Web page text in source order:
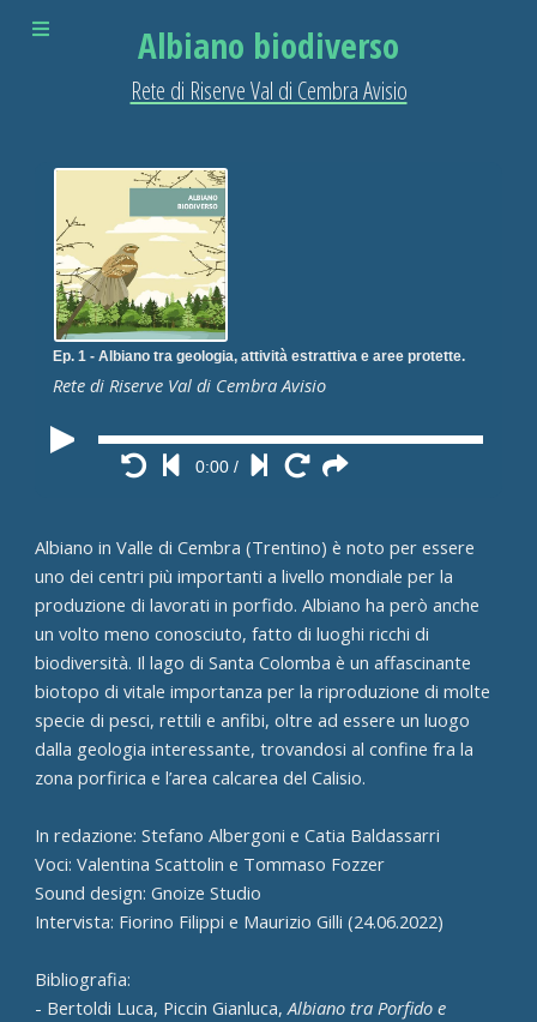
Albiano biodiverso
Rete di Riserve Val di Cembra Avisio
Ep. 1 - Albiano tra geologia, attività estrattiva e aree protette.
Rete di Riserve Val di Cembra Avisio
0:00 /
Albiano in Valle di Cembra (Trentino) è noto per essere
uno dei centri più importanti a livello mondiale per la
produzione di lavorati in porfido. Albiano ha però anche
un volto meno conosciuto, fatto di luoghi ricchi di
biodiversità. Il lago di Santa Colomba è un affascinante
biotopo di vitale importanza per la riproduzione di molte
specie di pesci, rettili e anfibi, oltre ad essere un luogo
dalla geologia interessante, trovandosi al confine fra la
zona porfirica e l’area calcarea del Calisio.
In redazione: Stefano Albergoni e Catia Baldassarri
Voci: Valentina Scattolin e Tommaso Fozzer
Sound design: Gnoize Studio
Intervista: Fiorino Filippi e Maurizio Gilli (24.06.2022)
Bibliografia:
- Bertoldi Luca, Piccin Gianluca,Albiano tra Porfido e